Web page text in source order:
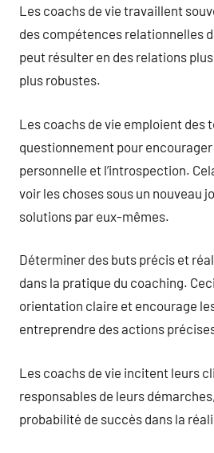
Les coachs de vie travaillent
des compétences relationnelles
peut résulter en des relations
plus robustes.
Les coachs de vie emploient des
questionnement pour
personnelle et l’introspection.
voir les choses sous un nouveau
solutions par eux-mêmes.
Déterminer des buts précis et
dans la pratique du coaching.
orientation claire et encourage
entreprendre des actions
Les coachs de vie incitent leurs
responsables de leurs
probabilité de succès dans la